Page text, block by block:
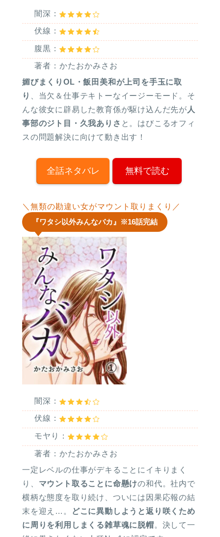
闇深：
伏線：
腹黒：
著者：かたおかみさお
媚びまくりOL・飯田美和が上司を手玉に取
り 、当欠＆仕事テキトーなイージーモード。そ
んな彼女に辟易した教育係が駆け込んだ先が人
事部のジト目・久我ありさ と。はびこるオフィ
スの問題解決に向けて動き出す！
全話ネタバレ 無料で読む
＼無類の勘違い女がマウント取りまくり／
『ワタシ以外みんなバカ』※16話完結
闇深：
伏線：
モヤり：
著者：かたおかみさお
一定レベルの仕事がデキることにイキりまく
り、 マウント取ることに命懸けの和代。社内で
横柄な態度を取り続け、ついには因果応報の結
末を迎え…。
どこに異動しようと返り咲くため
に周りを利用しまくる雑草魂に脱帽。決して一